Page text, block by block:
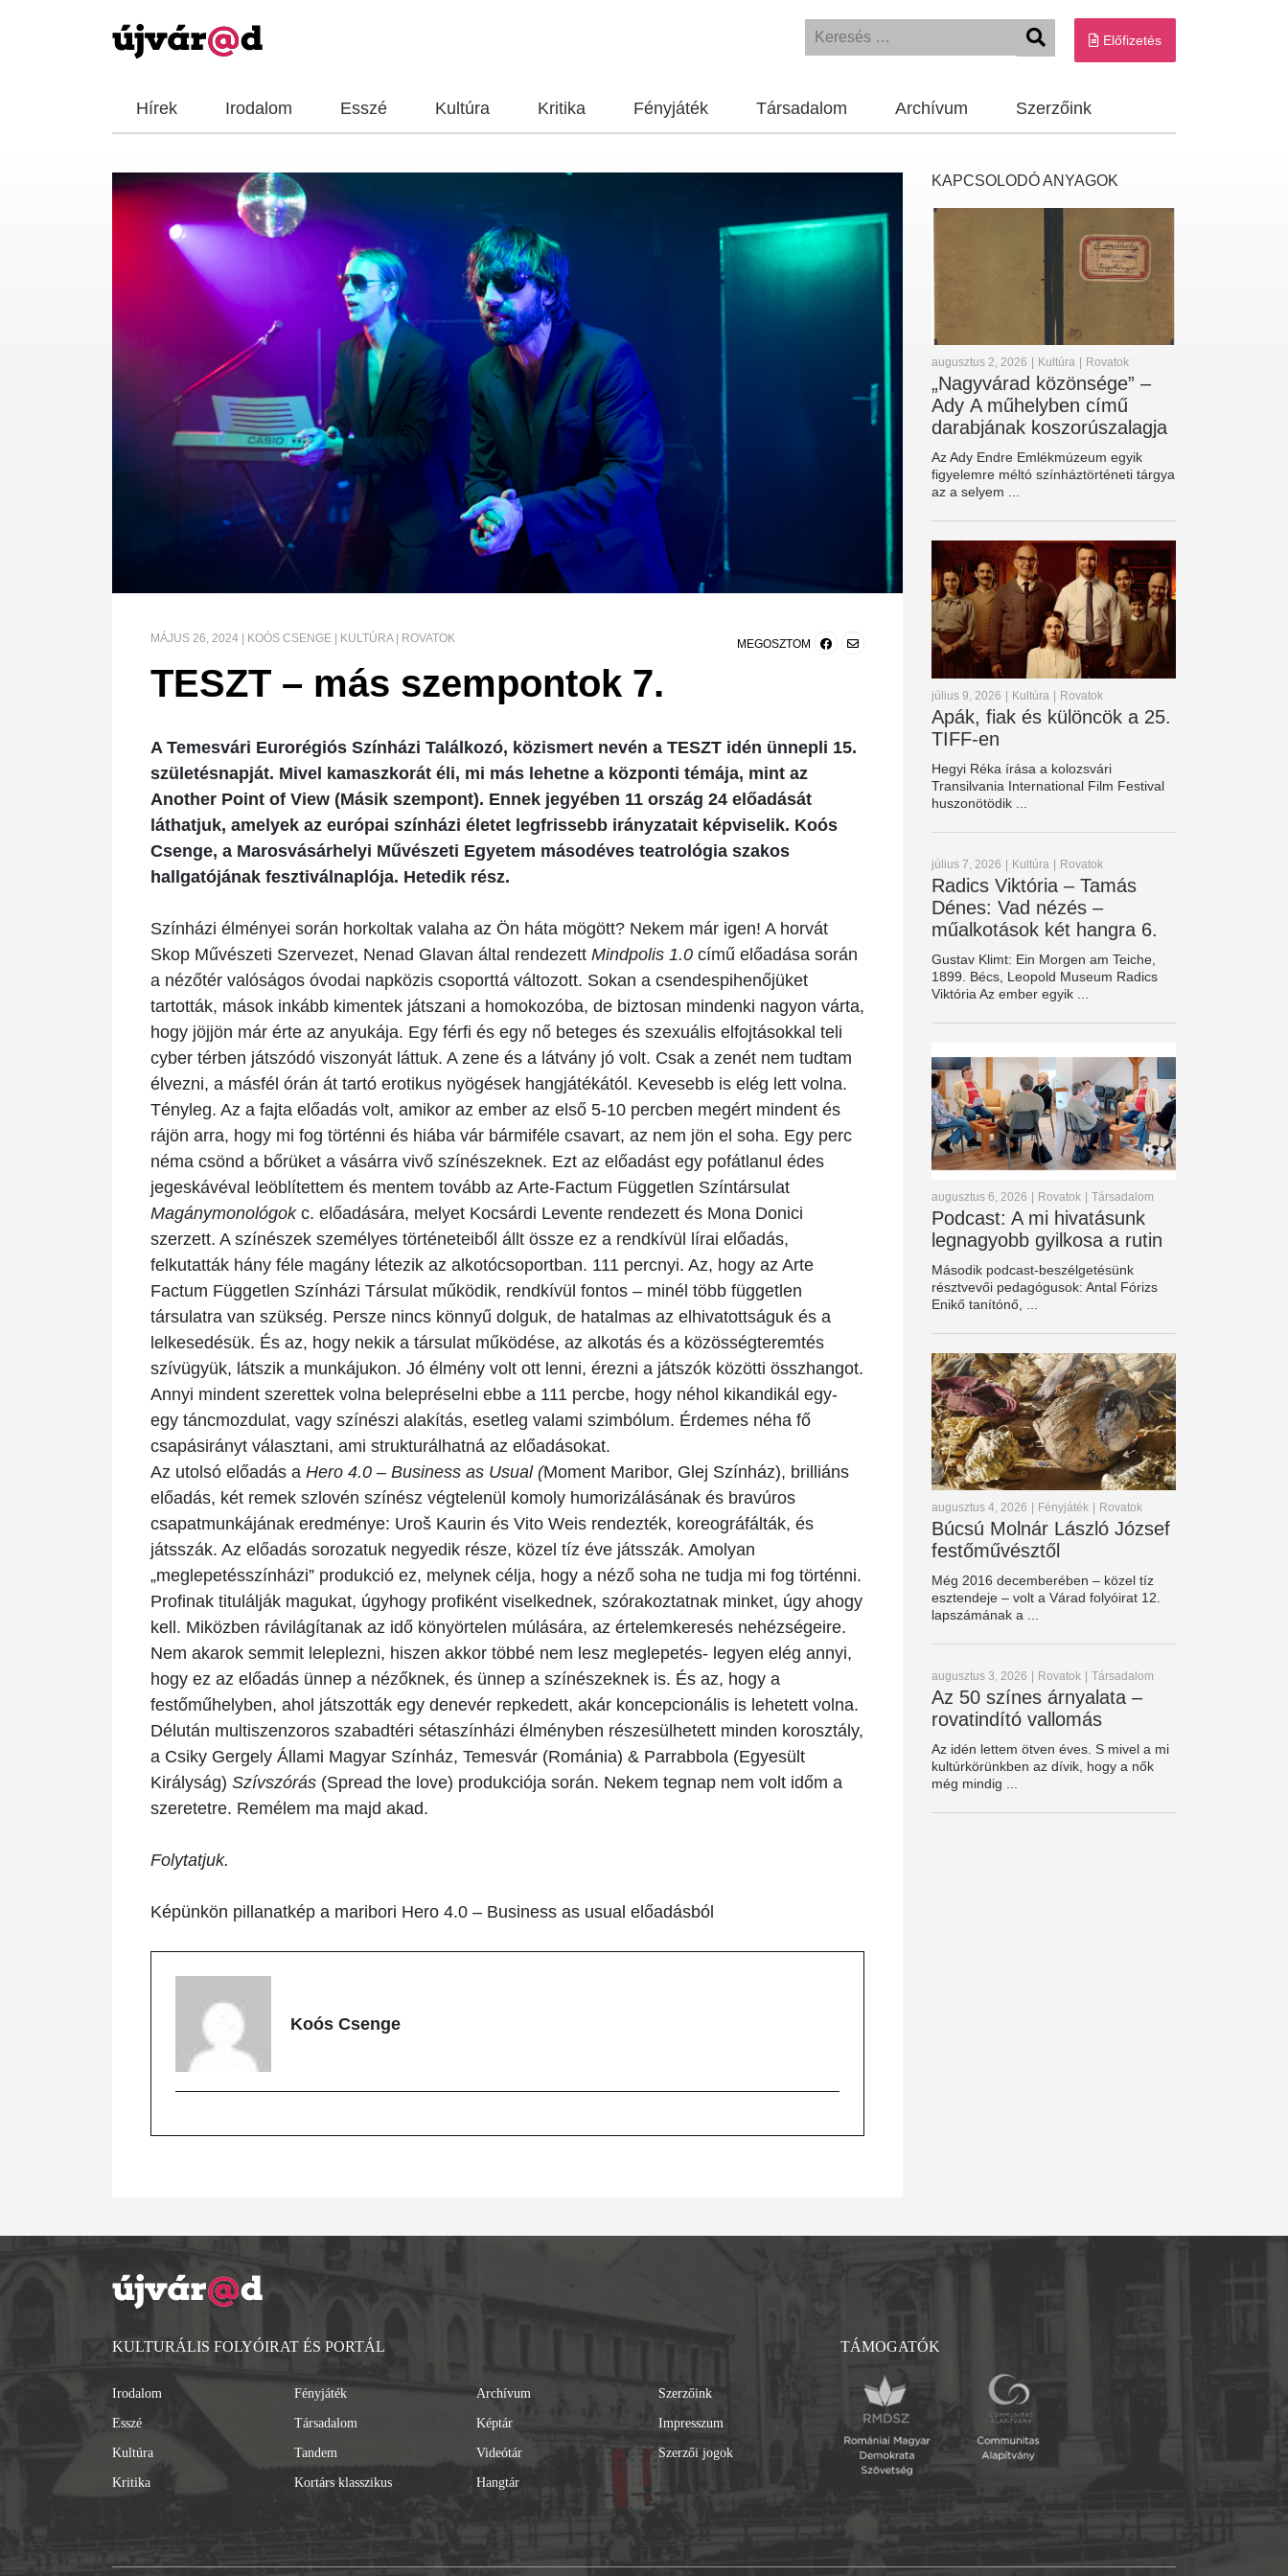
Előfizetés
Hírek Irodalom Esszé Kultúra Kritika Fényjáték Társadalom Archívum Szerzőink
MÁJUS 26, 2024 | KOÓS CSENGE | KULTÚRA | ROVATOK MEGOSZTOM
TESZT – más szempontok 7.
A Temesvári Eurorégiós Színházi Találkozó, közismert nevén a TESZT idén ünnepli 15.
születésnapját. Mivel kamaszkorát éli, mi más lehetne a központi témája, mint az
Another Point of View (Másik szempont). Ennek jegyében 11 ország 24 előadását
láthatjuk, amelyek az európai színházi életet legfrissebb irányzatait képviselik. Koós
Csenge, a Marosvásárhelyi Művészeti Egyetem másodéves teatrológia szakos
hallgatójának fesztiválnaplója. Hetedik rész.
Színházi élményei során horkoltak valaha az Ön háta mögött? Nekem már igen! A horvát
Skop Művészeti Szervezet, Nenad Glavan által rendezett Mindpolis 1.0 című előadása során
a nézőtér valóságos óvodai napközis csoporttá változott. Sokan a csendespihenőjüket
tartották, mások inkább kimentek játszani a homokozóba, de biztosan mindenki nagyon várta,
hogy jöjjön már érte az anyukája. Egy férfi és egy nő beteges és szexuális elfojtásokkal teli
cyber térben játszódó viszonyát láttuk. A zene és a látvány jó volt. Csak a zenét nem tudtam
élvezni, a másfél órán át tartó erotikus nyögések hangjátékától. Kevesebb is elég lett volna.
Tényleg. Az a fajta előadás volt, amikor az ember az első 5-10 percben megért mindent és
rájön arra, hogy mi fog történni és hiába vár bármiféle csavart, az nem jön el soha. Egy perc
néma csönd a bőrüket a vásárra vivő színészeknek. Ezt az előadást egy pofátlanul édes
jegeskávéval leöblítettem és mentem tovább az Arte-Factum Független Színtársulat
Magánymonológokc. előadására, melyet Kocsárdi Levente rendezett és Mona Donici
szerzett. A színészek személyes történeteiből állt össze ez a rendkívül lírai előadás,
felkutatták hány féle magány létezik az alkotócsoportban. 111 percnyi. Az, hogy az Arte
Factum Független Színházi Társulat működik, rendkívül fontos – minél több független
társulatra van szükség. Persze nincs könnyű dolguk, de hatalmas az elhivatottságuk és a
lelkesedésük. És az, hogy nekik a társulat működése, az alkotás és a közösségteremtés
szívügyük, látszik a munkájukon. Jó élmény volt ott lenni, érezni a játszók közötti összhangot.
Annyi mindent szerettek volna belepréselni ebbe a 111 percbe, hogy néhol kikandikál egy-
egy táncmozdulat, vagy színészi alakítás, esetleg valami szimbólum. Érdemes néha fő
csapásirányt választani, ami strukturálhatná az előadásokat.
Az utolsó előadás a Hero 4.0 – Business as Usual (Moment Maribor, Glej Színház), brilliáns
előadás, két remek szlovén színész végtelenül komoly humorizálásának és bravúros
csapatmunkájának eredménye: Uroš Kaurin és Vito Weis rendezték, koreográfálták, és
játsszák. Az előadás sorozatuk negyedik része, közel tíz éve játsszák. Amolyan
„meglepetésszínházi” produkció ez, melynek célja, hogy a néző soha ne tudja mi fog történni.
Profinak titulálják magukat, úgyhogy profiként viselkednek, szórakoztatnak minket, úgy ahogy
kell. Miközben rávilágítanak az idő könyörtelen múlására, az értelemkeresés nehézségeire.
Nem akarok semmit leleplezni, hiszen akkor többé nem lesz meglepetés- legyen elég annyi,
hogy ez az előadás ünnep a nézőknek, és ünnep a színészeknek is. És az, hogy a
festőműhelyben, ahol játszották egy denevér repkedett, akár koncepcionális is lehetett volna.
Délután multiszenzoros szabadtéri sétaszínházi élményben részesülhetett minden korosztály,
a Csiky Gergely Állami Magyar Színház, Temesvár (Románia) & Parrabbola (Egyesült
Királyság) Szívszórás (Spread the love) produkciója során. Nekem tegnap nem volt időm a
szeretetre. Remélem ma majd akad.
Folytatjuk.
Képünkön pillanatkép a maribori Hero 4.0 – Business as usual előadásból
Koós Csenge
KAPCSOLODÓ ANYAGOK
augusztus 2, 2026 Kultúra Rovatok
„Nagyvárad közönsége” –
Ady A műhelyben című
darabjának koszorúszalagja
Az Ady Endre Emlékmúzeum egyik
figyelemre méltó színháztörténeti tárgya
az a selyem ...
július 9, 2026 | Kultúra | Rovatok
Apák, fiak és különcök a 25.
TIFF-en
Hegyi Réka írása a kolozsvári
Transilvania International Film Festival
huszonötödik ...
július 7, 2026 | Kultúra | Rovatok
Radics Viktória – Tamás
Dénes: Vad nézés –
műalkotások két hangra 6.
Gustav Klimt: Ein Morgen am Teiche,
1899. Bécs, Leopold Museum Radics
Viktória Az ember egyik ...
augusztus 6, 2026 Rovatok Társadalom
Podcast: A mi hivatásunk
legnagyobb gyilkosa a rutin
Második podcast-beszélgetésünk
résztvevői pedagógusok: Antal Fórizs
Enikő tanítónő, ...
augusztus 4, 2026 Fényjáték Rovatok
Búcsú Molnár László József
festőművésztől
Még 2016 decemberében – közel tíz
esztendeje – volt a Várad folyóirat 12.
lapszámának a ...
augusztus 3, 2026 Rovatok Társadalom
Az 50 színes árnyalata –
rovatindító vallomás
Az idén lettem ötven éves. S mivel a mi
kultúrkörünkben az dívik, hogy a nők
még mindig ...
KULTURÁLIS FOLYÓIRAT ÉS PORTÁL
Irodalom
Esszé
Kultúra
Kritika
Fényjáték
Társadalom
Tandem
Kortárs klasszikus
Archívum
Képtár
Videótár
Hangtár
Szerzőink
Impresszum
Szerzői jogok
TÁMOGATÓK